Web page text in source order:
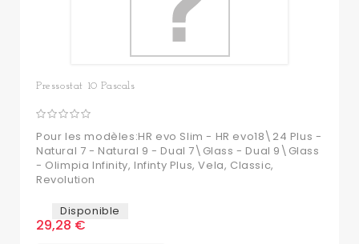
Pressostat 10 Pascals
Pour les modèles:HR evo Slim - HR evo18\24 Plus -
Natural 7 - Natural 9 - Dual 7\Glass - Dual 9\Glass
- Olimpia Infinity, Infinty Plus, Vela, Classic,
Revolution
Disponible
29,28 €